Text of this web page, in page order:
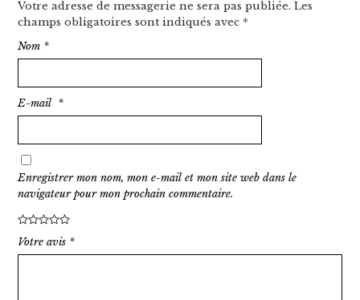
Votre adresse de messagerie ne sera pas publiée. Les
champs obligatoires sont indiqués avec *
Nom *
E-mail *
Enregistrer mon nom, mon e-mail et mon site web dans le
navigateur pour mon prochain commentaire.
Votre avis *